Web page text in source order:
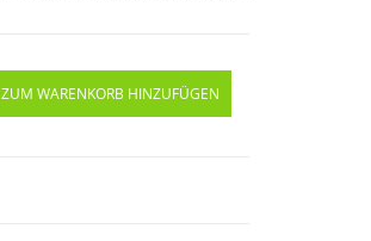
ZUM WARENKORB HINZUFÜGEN